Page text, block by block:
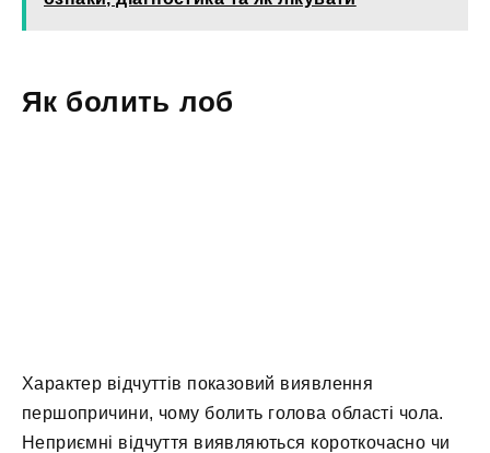
Як болить лоб
Характер відчуттів показовий виявлення
першопричини, чому болить голова області чола.
Неприємні відчуття виявляються короткочасно чи